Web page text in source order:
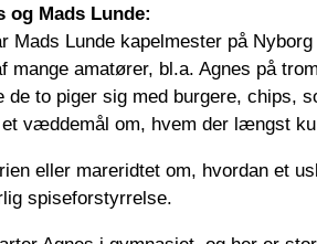
og Mads Lunde:
Mads Lunde kapelmester på
mange amatører, bl.a. Agnes på
de to piger sig med burgere, chips,
væddemål om, hvem der længst
eller mareridtet om, hvordan et
spiseforstyrrelse.